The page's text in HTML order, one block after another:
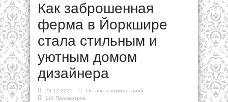
Как заброшенная
ферма в Йоркшире
стала стильным и
уютным домом
дизайнера
29.12.2025
Оставить комментарий
110 Просмотров